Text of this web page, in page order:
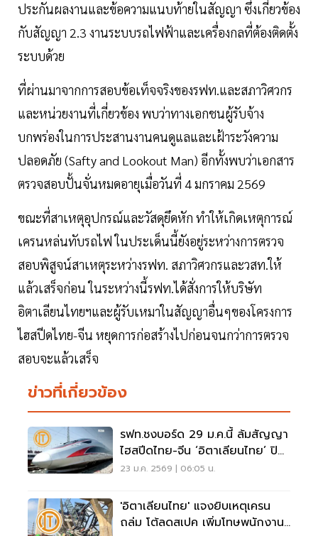
ประกันผลงานและข้อความแนบท้ายในสัญญา ซึ่งเกี่ยวข้อง
กับสัญญา 2.3 งานระบบรถไฟฟ้าและเครื่องกลที่ต้องติดตั้ง
ระบบด้วย
ที่ผ่านมาจากการสอบข้อเท็จจริงของรฟท.และสภาวิศวกร
และหน่วยงานที่เกี่ยวข้อง พบว่าทางเอกชนผู้รับจ้าง
บกพร่องในการประสานงานคนดูแลและเฝ้าระวังความ
ปลอดภัย (Safty and Lookout Man) อีกทั้งพบว่าเอกสาร
ตรวจสอบปั้นจั่นหมดอายุเมื่อวันที่ 4 มกราคม 2569
ขณะที่สาเหตุอุปกรณ์และวัสดุยึดหัก ทำให้เกิดเหตุการณ์
เครนหล่นทับรถไฟ ในประเด็นนี้ยังอยู่ระหว่างการตรวจ
สอบพิสูจน์สาเหตุระหว่างรฟท. สภาวิศวกรและวสท.ให้
แล้วเสร็จก่อน ในระหว่างนี้รฟท.ได้สั่งการให้บริษัท
อิตาเลียนไทยฯและผู้รับเหมาในสัญญาอื่นๆของโครงการ
ไฮสปีดไทย-จีน หยุดการก่อสร้างไปก่อนจนกว่าการตรวจ
สอบจะแล้วเสร็จ
ข่าวที่เกี่ยวข้อง
รฟท.ชงบอร์ด 29 ม.ค.นี้ ล้มสัญญา
ไฮสปีดไทย-จีน ‘อิตาเลียนไทย’ ปิด
ถนนพระราม 2 ยาว 2 เดือน
23 ม.ค. 2569 | 06:05 น.
'อิตาเลียนไทย' แจงยิบเหตุเครน
ถล่ม โต้ลดสเปค เพิ่มโทษพนักงาน